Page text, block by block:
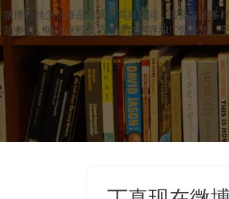
微博粉丝怎么涨是运营者高频疑问，涉及方法多
题参与，融入涨粉技巧如爆款内容和广告投放。